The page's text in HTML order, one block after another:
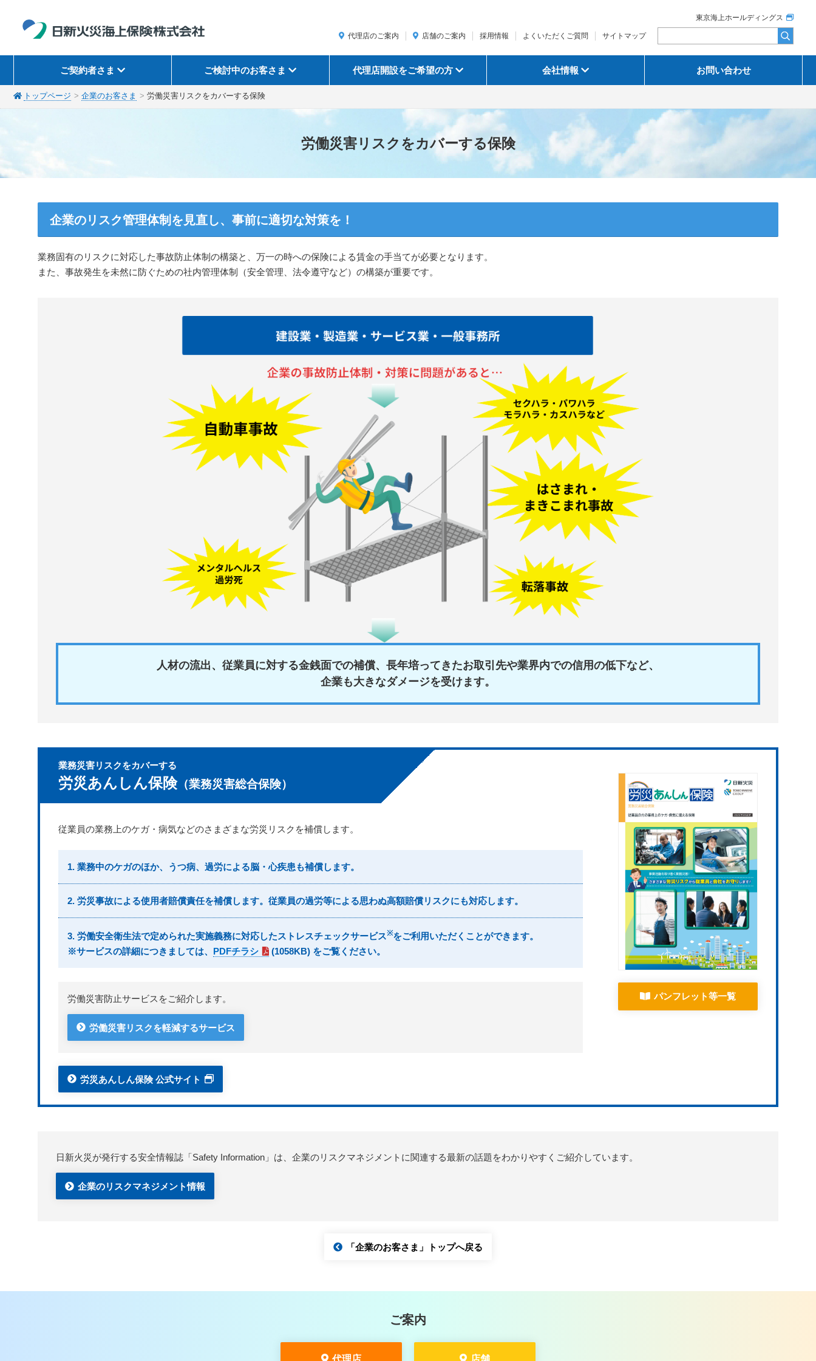
東京海上ホールディングス
代理店のご案内 店舗のご案内 採用情報 よくいただくご質問 サイトマップ
ご契約者さま ご検討中のお客さま 代理店開設をご希望の方 会社情報 お問い合わせ
トップページ 企業のお客さま 労働災害リスクをカバーする保険
労働災害リスクをカバーする保険
企業のリスク管理体制を見直し、事前に適切な対策を！
業務固有のリスクに対応した事故防止体制の構築と、万一の時への保険による賃金の手当てが必要となります。
また、事故発生を未然に防ぐための社内管理体制（安全管理、法令遵守など）の構築が重要です。
人材の流出、従業員に対する金銭面での補償、長年培ってきたお取引先や業界内での信用の低下など、
企業も大きなダメージを受けます。
業務災害リスクをカバーする
労災あんしん保険（業務災害総合保険）
従業員の業務上のケガ・病気などのさまざまな労災リスクを補償します。
1. 業務中のケガのほか、うつ病、過労による脳・心疾患も補償します。
2. 労災事故による使用者賠償責任を補償します。従業員の過労等による思わぬ高額賠償リスクにも対応します。
3. 労働安全衛生法で定められた実施義務に対応したストレスチェックサービス※をご利用いただくことができます。
※サービスの詳細につきましては、 PDFチラシ (1058KB) をご覧ください。
労働災害防止サービスをご紹介します。
労働災害リスクを軽減するサービス
労災あんしん保険 公式サイト
パンフレット等一覧
日新火災が発行する安全情報誌「Safety Information」は、企業のリスクマネジメントに関連する最新の話題をわかりやすくご紹介しています。
企業のリスクマネジメント情報
「企業のお客さま」トップへ戻る
ご案内